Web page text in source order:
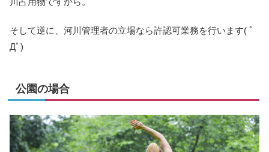
そして逆に、河川管理者の立場なら許認可業務を行います( ﾟ
Дﾟ)
公園の場合